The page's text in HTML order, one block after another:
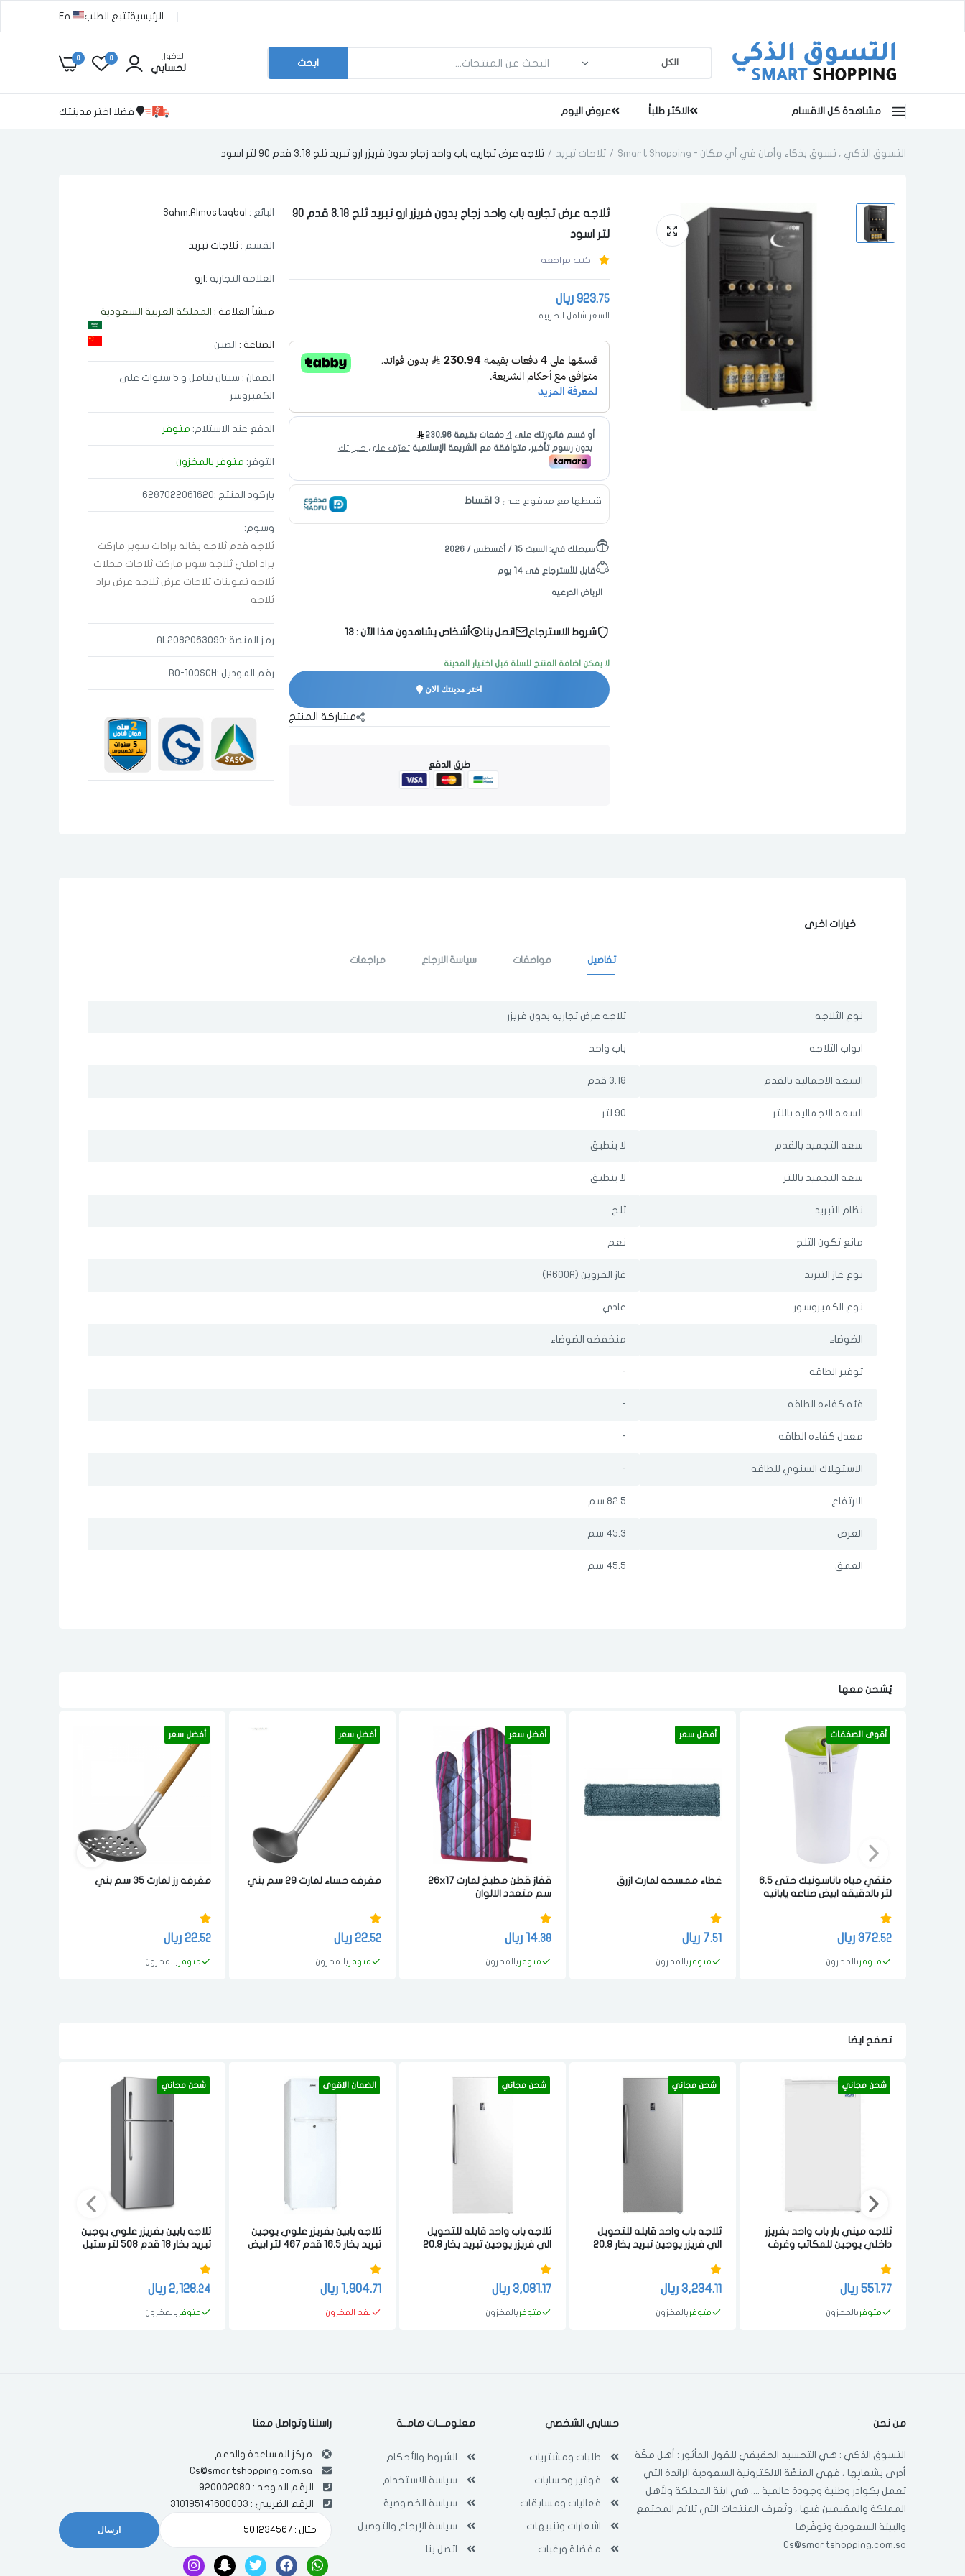
الرئيسيةتتبع الطلب En
ابحث
الدخول
لحسابي
0
0
مشاهدة كل الاقسام الاكثر طلباً عروض اليوم فضلا اختر مدينتك
التسوق الذكي ، تسوق بذكاء وأمان في أي مكان - Smart Shopping ثلاجات تبريد ثلاجه عرض تجاريه باب واحد زجاج بدون فريزر ارو تبريد ثلج 3.18 قدم 90 لتر اسود
ثلاجه عرض تجاريه باب واحد زجاج بدون فريزر ارو تبريد ثلج 3.18 قدم 90
لتر اسود
اكتب مراجعة
923.75 ريال
السعر شامل الضريبة
قسطها مع مدفوع على3 اقساط
سيصلك في: السبت ١٥ / أغسطس / ٢٠٢٦
قابل للأسترجاع فى 14 يوم
الرياض الدرعيه
شروط الاسترجاع اتصل بنا أشخاص يشاهدون هذا الآن :13
لا يمكن اضافة المنتج للسلة قبل اختيار المدينة
اختر مدينتك الان
مشاركة المنتج
طرق الدفع
البائع : Sahm.Almustaqbal
القسم : ثلاجات تبريد
العلامة التجارية : ارو
منشأ العلامة : المملكة العربية السعودية
الصناعة : الصين
الضمان : سنتان شامل و 5 سنوات على
الكمبروسر
الدفع عند الاستلام: متوفر
التوفر: متوفر بالمخزون
باركود المنتج :6287022061620
وسوم:
ثلاجه قدم ثلاجه بقاله برادات سوبر ماركت
براد اصلي ثلاجه سوبر ماركت ثلاجات محلات
ثلاجه تموينات ثلاجات عرض ثلاجه عرض براد
ثلاجه
رمز المنصة :AL2082063090
رقم الموديل :RO-100SCH
خيارات اخرى
تفاصيل مواصفات سياسة الارجاع مراجعات
نوع الثلاجه ثلاجه عرض تجاريه بدون فريزر
ابواب الثلاجه باب واحد
السعه الاجماليه بالقدم 3.18 قدم
السعه الاجماليه باللتر 90 لتر
سعه التجميد بالقدم لا ينطبق
سعه التجميد باللتر لا ينطبق
نظام التبريد ثلج
مانع تكون الثلج نعم
نوع غاز التبريد غاز الفروين (R600A)
نوع الكمبروسور عادي
الضوضاء منخفضه الضوضاء
توفير الطاقه -
فئه كفاءه الطاقه -
معدل كفاءه الطاقه -
الاستهلاك السنوي للطاقه -
الارتفاع 82.5 سم
العرض 45.3 سم
العمق 45.5 سم
يٌشحن معها
أقوى الصفقات
منقي مياه باناسونيك حتى 6.5
لتر بالدقيقه ابيض صناعه يابانيه
372.52 ريال
متوفر بالمخزون
أفضل سعر
غطاء ممسحه لمارت ازرق
7.51 ريال
متوفر بالمخزون
أفضل سعر
قفاز قطن مطبخ لمارت 26x17
سم متعدد الالوان
14.38 ريال
متوفر بالمخزون
أفضل سعر
مغرفه حساء لمارت 29 سم بني
22.52 ريال
متوفر بالمخزون
أفضل سعر
مغرفه رز لمارت 35 سم بني
22.52 ريال
متوفر بالمخزون
تصفح ايضا
شحن مجاني
ثلاجه ميني بار باب واحد بفريزر
داخلي يوجين للمكاتب وغرف
ابيض
551.77 ريال
متوفر بالمخزون
شحن مجاني
ثلاجه باب واحد قابله للتحويل
الي فريزر يوجين تبريد بخار 20.9
3,234.11 ريال
متوفر بالمخزون
شحن مجاني
ثلاجه باب واحد قابله للتحويل
الي فريزر يوجين تبريد بخار 20.9
3,081.17 ريال
متوفر بالمخزون
الضمان الاقوى
ثلاجه بابين بفريزر علوي يوجين
تبريد بخار 16.5 قدم 467 لتر ابيض
1,904.71 ريال
نفذ المخزون
شحن مجاني
ثلاجه بابين بفريزر علوي يوجين
تبريد بخار 18 قدم 508 لتر ستيل
2,128.24 ريال
متوفر بالمخزون
من نحن
التسوق الذكي : هي التجسيد الحقيقي للقول المأثور : أهل مكّة
أدرى بشعابِها ، فهي المنصّة الالكترونية السعودية الرائدة التي
تعمل بكوادر وطنية وجودة عالمية .... هي ابنة المملكة ولأهل
المملكة والمقيمين فيها ، وتَعرف المنتجات التي تلائم المجتمع
والبيئة السعودية وتوفّرها
Cs@smartshopping.com.sa
حسابي الشخصي
طلبات ومشتريات
فواتير وحسابات
فعاليات ومسابقات
اشعارات وتنبيهات
مفضلة ورغبات
معلومـــات هامــة
الشروط والأحكام
سياسة الاستخدام
سياسة الخصوصية
سياسة الإرجاع والتوصيل
اتصل بنا
راسلنا وتواصل معنا
مركز المساعدة والدعم
Cs@smartshopping.com.sa
الرقم الموحد : 920002080
الرقم الضريبي : 310195141600003
ارسال
ما الذي تبحث عنه؟